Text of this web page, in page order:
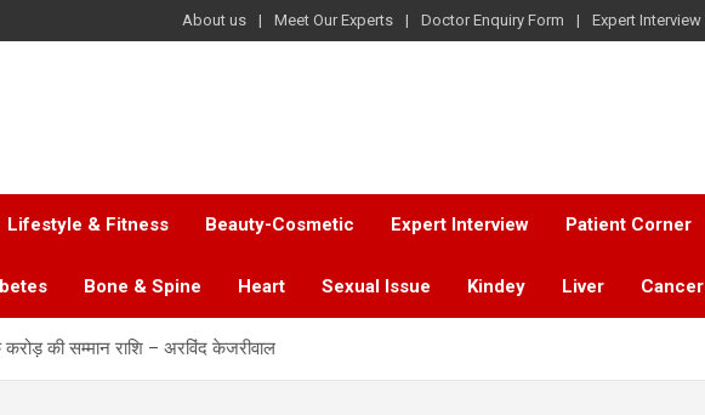
About us Meet Our Experts Doctor Enquiry Form Expert Interview
Lifestyle & Fitness Beauty-Cosmetic Expert Interview Patient Corner
Bone & Spine Heart Sexual Issue Kindey Liver Cancer
करोड़ की सम्मान राशि – अरविंद केजरीवाल